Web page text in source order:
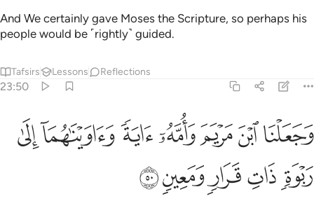
And We certainly gave Moses the Scripture, so perhaps his
people would be ˹rightly˺ guided.
Tafsirs Lessons Reflections
23:50
وجعلنا ابن مريم وامه اية واويناهما الى ربوة ذات قرار ومعين ٥٠
وَجَعَلْنَا ٱبْنَ مَرْيَمَ وَأُمَّهُۥٓ ءَايَةًۭ وَءَاوَيْنَـٰهُمَآ إِلَىٰ رَبْوَةٍۢ ذَاتِ قَرَارٍۢ
ﲅﲆﲇﲈﲉﲊﲋ
ﲌﲍﲎﲏﲐ